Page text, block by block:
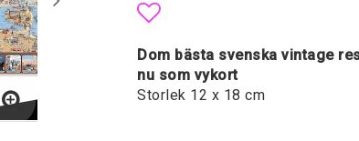
Lägg till i
Dom bästa svenska vintage
nu som vykort
Storlek 12 x 18 cm